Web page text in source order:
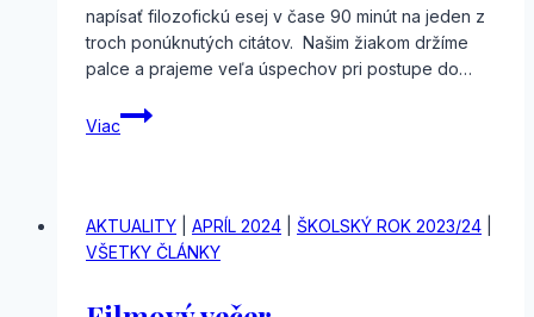
napísať filozofickú esej v čase 90 minút na jeden z
troch ponúknutých citátov. Našim žiakom držíme
palce a prajeme veľa úspechov pri postupe do…
Viac
Medzinárodná
filozofická
AKTUALITY APRÍL 2024 ŠKOLSKÝ ROK 2023/24
VŠETKY ČLÁNKY